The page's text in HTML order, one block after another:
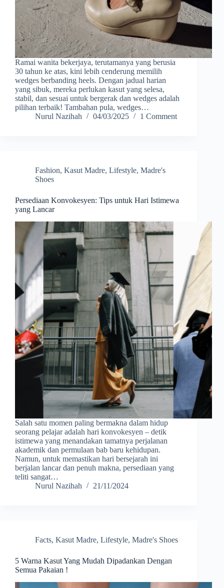
Ramai wanita bekerjaya, terutamanya yang berusia
30 tahun ke atas, kini lebih cenderung memilih
wedges berbanding heels. Dengan jadual harian
yang sibuk, mereka perlukan kasut yang selesa,
stabil, dan sesuai untuk bergerak dan wedges adalah
pilihan terbaik! Tambahan pula, wedges…
Nurul Nazihah
04/03/2025 1 Comment
Fashion, Kasut Madre, Lifestyle, Madre's
Shoes
Persediaan Konvokesyen: Tips untuk Hari Istimewa
yang Lancar
Salah satu momen paling bermakna dalam hidup
seorang pelajar adalah hari konvokesyen – detik
istimewa yang menandakan tamatnya perjalanan
akademik dan permulaan bab baru kehidupan.
Namun, untuk memastikan hari bersejarah ini
berjalan lancar dan penuh makna, persediaan yang
teliti sangat…
Nurul Nazihah
21/11/2024
Facts, Kasut Madre, Lifestyle, Madre's Shoes
5 Warna Kasut Yang Mudah Dipadankan Dengan
Semua Pakaian !